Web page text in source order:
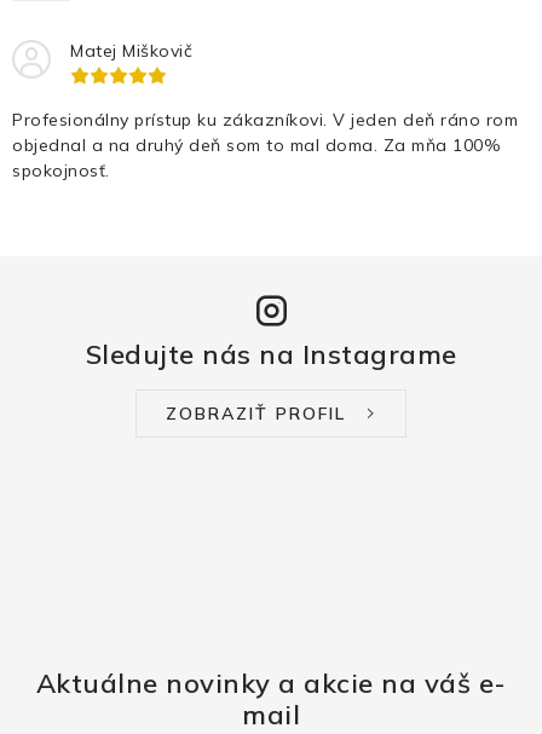
Matej Miškovič
Profesionálny prístup ku zákazníkovi. V jeden deň ráno rom
objednal a na druhý deň som to mal doma. Za mňa 100%
spokojnosť.
Sledujte nás na Instagrame
ZOBRAZIŤ PROFIL
Aktuálne novinky a akcie na váš e-
mail